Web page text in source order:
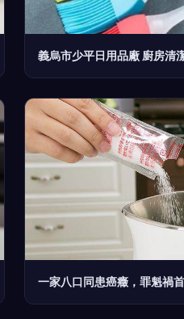
義烏市少平日用品廠 廚房清
一家八口同患癌癥，罪魁禍